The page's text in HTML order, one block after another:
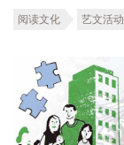
阅读文化 艺文活动